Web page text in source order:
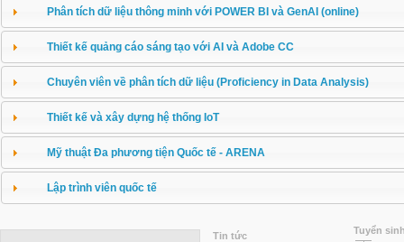
Phân tích dữ liệu thông minh với POWER BI và GenAI (online)
Thiết kế quảng cáo sáng tạo với AI và Adobe CC
Chuyên viên về phân tích dữ liệu (Proficiency in Data Analysis)
Thiết kế và xây dựng hệ thống IoT
Mỹ thuật Đa phương tiện Quốc tế - ARENA
Lập trình viên quốc tế
Tin tức Tuyển